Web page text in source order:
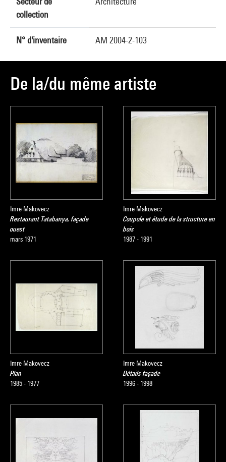
collection
N° d'inventaire AM 2004-2-103
De la/du même artiste
Imre Makovecz
Restaurant Tatabanya, façade
ouest
mars 1971
Imre Makovecz
Coupole et étude de la structure en
bois
1987 - 1991
Imre Makovecz
Plan
1985 - 1977
Imre Makovecz
Détails façade
1996 - 1998